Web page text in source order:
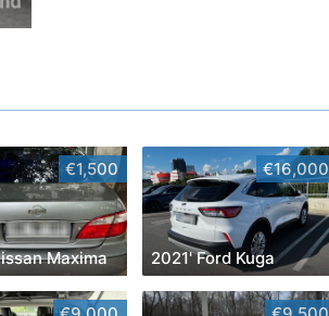
€1,500
Maxima
€16,000
2021' Ford Kuga